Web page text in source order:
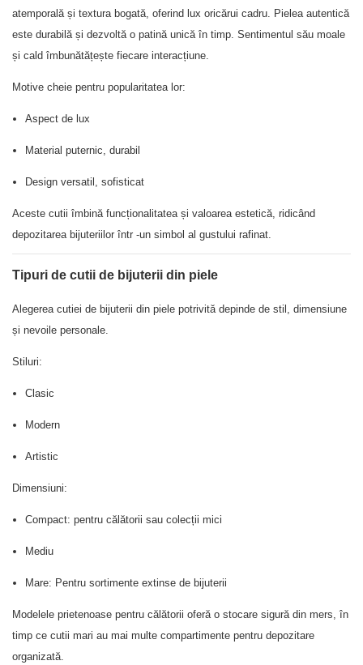
atemporală și textura bogată, oferind lux oricărui cadru. Pielea autentică
este durabilă și dezvoltă o patină unică în timp. Sentimentul său moale
și cald îmbunătățește fiecare interacțiune.
Motive cheie pentru popularitatea lor:
Aspect de lux
Material puternic, durabil
Design versatil, sofisticat
Aceste cutii îmbină funcționalitatea și valoarea estetică, ridicând
depozitarea bijuteriilor într -un simbol al gustului rafinat.
Tipuri de cutii de bijuterii din piele
Alegerea cutiei de bijuterii din piele potrivită depinde de stil, dimensiune
și nevoile personale.
Stiluri:
Clasic
Modern
Artistic
Dimensiuni:
Compact: pentru călătorii sau colecții mici
Mediu
Mare: Pentru sortimente extinse de bijuterii
Modelele prietenoase pentru călătorii oferă o stocare sigură din mers, în
timp ce cutii mari au mai multe compartimente pentru depozitare
organizată.